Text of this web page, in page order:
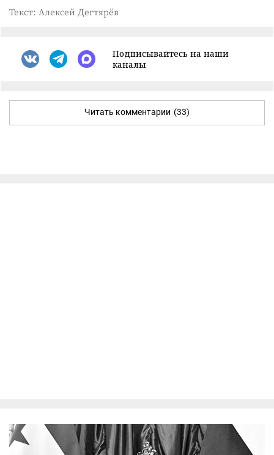
Текст: Алексей Дегтярёв
Подписывайтесь на наши
каналы
Читать комментарии (33)